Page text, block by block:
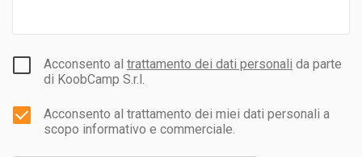
Acconsento al trattamento dei dati personali da parte
di KoobCamp S.r.l.
Acconsento al trattamento dei miei dati personali a
scopo informativo e commerciale.